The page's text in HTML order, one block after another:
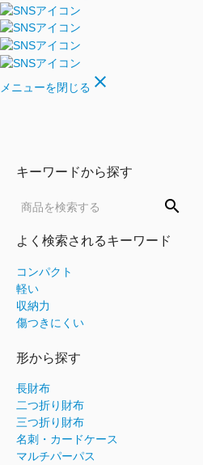
メニューを閉じる close
キーワードから探す
search
よく検索されるキーワード
コンパクト
軽い
収納力
傷つきにくい
形から探す
長財布
二つ折り財布
三つ折り財布
名刺・カードケース
マルチパーパス